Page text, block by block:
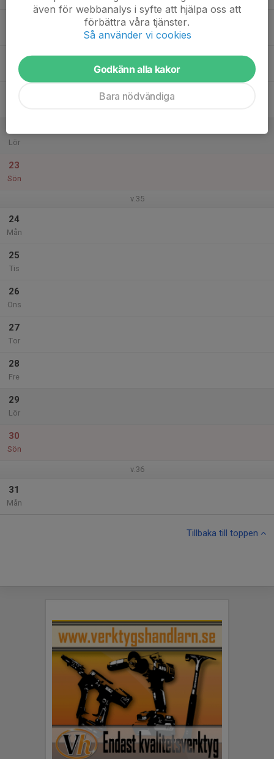
Tor
Lör
23
Sön
v.35
24
Mån
25
Tis
26
Ons
27
Tor
28
Fre
29
Lör
30
Sön
v.36
31
Mån
Tillbaka till toppen
även för webbanalys i syfte att hjälpa oss att
förbättra våra tjänster.
Så använder vi cookies
Godkänn alla kakor
Bara nödvändiga